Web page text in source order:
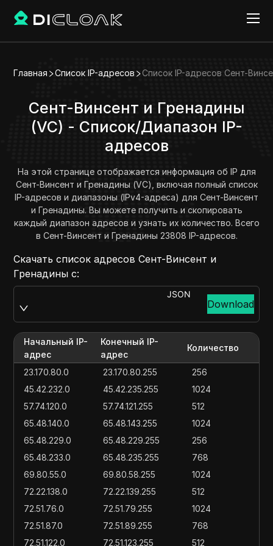
Главная Список IP-адресов Список IP-адресов Сент-
Сент-Винсент и Гренадины
(VC) - Список/Диапазон IP-
адресов
На этой странице отображается информация об IP для
Сент-Винсент и Гренадины (VC), включая полный список
IP-адресов и диапазоны (IPv4-адреса) для Сент-Винсент
и Гренадины. Вы можете получить и скопировать
каждый диапазон адресов и узнать их количество. Всего
в Сент-Винсент и Гренадины 23808 IP-адресов.
Скачать список адресов Сент-Винсент и
Гренадины с:
JSON
Download
Начальный IP-
адрес
Конечный IP-
адрес
Количество
23.170.80.0 23.170.80.255
256
45.42.232.0
45.42.235.255
1024
57.74.120.0
57.74.121.255
512
65.48.140.0
65.48.143.255
1024
65.48.229.0
65.48.229.255
256
65.48.233.0
65.48.235.255
768
69.80.55.0
69.80.58.255
1024
72.22.138.0
72.22.139.255
512
72.51.76.0
72.51.79.255
1024
72.51.87.0
72.51.89.255
768
72.51.122.0
72.51.123.255
512